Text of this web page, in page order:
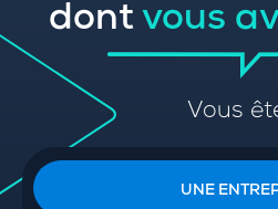
dont vous
Vous
UNE